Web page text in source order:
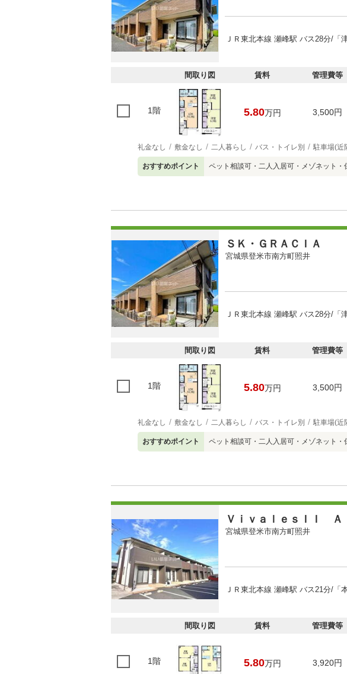
ＪＲ東北本線 瀬峰駅 バス28分/「
間取り図 賃料 管理費等
1階 5.80万円 3,500円
礼金なし 敷金なし 二人暮らし バス・トイレ別 駐車場(近
おすすめポイント ペット相談可・二人入居可・メゾネット
ＳＫ・ＧＲＡＣＩＡ
宮城県登米市南方町照井
ＪＲ東北本線 瀬峰駅 バス28分/「
間取り図 賃料 管理費等
1階 5.80万円 3,500円
礼金なし 敷金なし 二人暮らし バス・トイレ別 駐車場(近
おすすめポイント ペット相談可・二人入居可・メゾネット
ＶｉｖａｌｅｓＩＩ Ａ
宮城県登米市南方町照井
ＪＲ東北本線 瀬峰駅 バス21分/「
間取り図 賃料 管理費等
1階 5.80万円 3,920円